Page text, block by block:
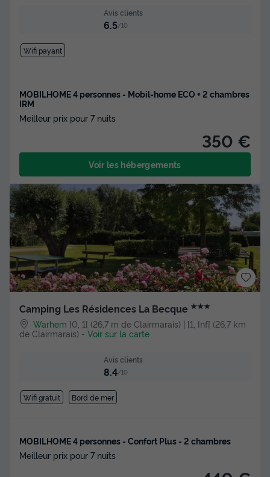
Avis clients
6.5/10
Wifi payant
MOBILHOME 4 personnes - Mobil-home ECO + 2 chambres
IRM
Meilleur prix pour 7 nuits
350 €
Voir les hébergements
Camping Les Résidences La Becque ★★★
Warhem ]0, 1[ (26,7 m de Clairmarais) | [1, Inf[ (26,7 km
de Clairmarais) - Voir sur la carte
Avis clients
8.4/10
Wifi gratuit Bord de mer
MOBILHOME 4 personnes - Confort Plus - 2 chambres
Meilleur prix pour 7 nuits